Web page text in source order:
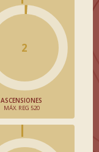
2
ASCENSIONES
MÁX. REG 520